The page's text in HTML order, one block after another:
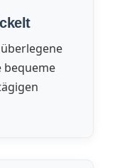
bequeme